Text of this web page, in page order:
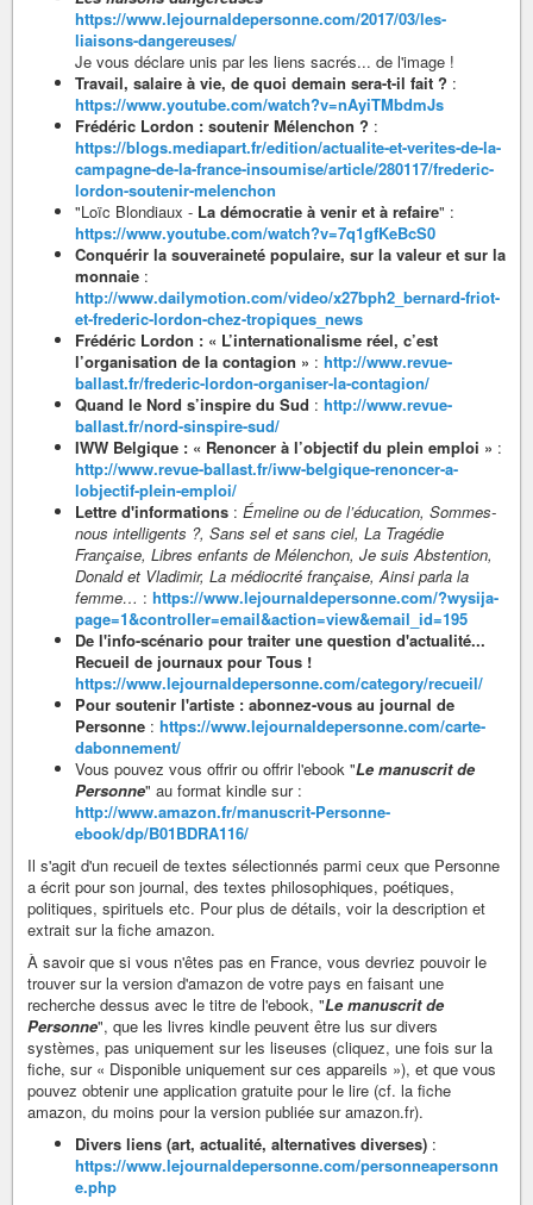
https://www.lejournaldepersonne.com/2017/03/les-
liaisons-dangereuses/
Je vous déclare unis par les liens sacrés... de l'image !
Travail, salaire à vie, de quoi demain sera-t-il fait ? :
https://www.youtube.com/watch?v=nAyiTMbdmJs
Frédéric Lordon : soutenir Mélenchon ? :
https://blogs.mediapart.fr/edition/actualite-et-verites-de-la-
campagne-de-la-france-insoumise/article/280117/frederic-
lordon-soutenir-melenchon
"Loïc Blondiaux - La démocratie à venir et à refaire" :
https://www.youtube.com/watch?v=7q1gfKeBcS0
Conquérir la souveraineté populaire, sur la valeur et sur la
monnaie :
http://www.dailymotion.com/video/x27bph2_bernard-friot-
et-frederic-lordon-chez-tropiques_news
Frédéric Lordon : « L’internationalisme réel, c’est
l’organisation de la contagion » : http://www.revue-
ballast.fr/frederic-lordon-organiser-la-contagion/
Quand le Nord s’inspire du Sud : http://www.revue-
ballast.fr/nord-sinspire-sud/
IWW Belgique : « Renoncer à l’objectif du plein emploi » :
http://www.revue-ballast.fr/iww-belgique-renoncer-a-
lobjectif-plein-emploi/
Lettre d'informations : Émeline ou de l’éducation, Sommes-
nous intelligents ?, Sans sel et sans ciel, La Tragédie
Française, Libres enfants de Mélenchon, Je suis Abstention,
Donald et Vladimir, La médiocrité française, Ainsi parla la
femme… : https://www.lejournaldepersonne.com/?wysija-
page=1&controller=email&action=view&email_id=195
De l'info-scénario pour traiter une question d'actualité...
Recueil de journaux pour Tous !
https://www.lejournaldepersonne.com/category/recueil/
Pour soutenir l'artiste : abonnez-vous au journal de
Personne : https://www.lejournaldepersonne.com/carte-
dabonnement/
Vous pouvez vous offrir ou offrir l'ebook "Le manuscrit de
Personne" au format kindle sur :
http://www.amazon.fr/manuscrit-Personne-
ebook/dp/B01BDRA116/
Il s'agit d'un recueil de textes sélectionnés parmi ceux que Personne
a écrit pour son journal, des textes philosophiques, poétiques,
politiques, spirituels etc. Pour plus de détails, voir la description et
extrait sur la fiche amazon.
À savoir que si vous n'êtes pas en France, vous devriez pouvoir le
trouver sur la version d'amazon de votre pays en faisant une
recherche dessus avec le titre de l'ebook, "Le manuscrit de
Personne", que les livres kindle peuvent être lus sur divers
systèmes, pas uniquement sur les liseuses (cliquez, une fois sur la
fiche, sur « Disponible uniquement sur ces appareils »), et que vous
pouvez obtenir une application gratuite pour le lire (cf. la fiche
amazon, du moins pour la version publiée sur amazon.fr).
Divers liens (art, actualité, alternatives diverses) :
https://www.lejournaldepersonne.com/personneapersonn
e.php